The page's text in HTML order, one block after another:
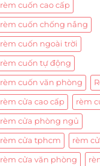
rèm cuốn cao cấp
rèm cuốn chống nắng
rèm cuốn ngoài trời
rèm cuốn tự động
rèm cuốn văn phòng
rèm cửa cao cấp rèm
rèm cửa phòng ngủ
rèm cửa tphcm rèm
rèm cửa văn phòng